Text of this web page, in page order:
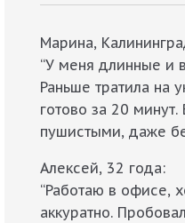
Марина,
“У меня длинные и
Раньше тратила на
готово за 20
пушистыми, даже
Алексей, 32 года:
“Работаю в офисе,
аккуратно.